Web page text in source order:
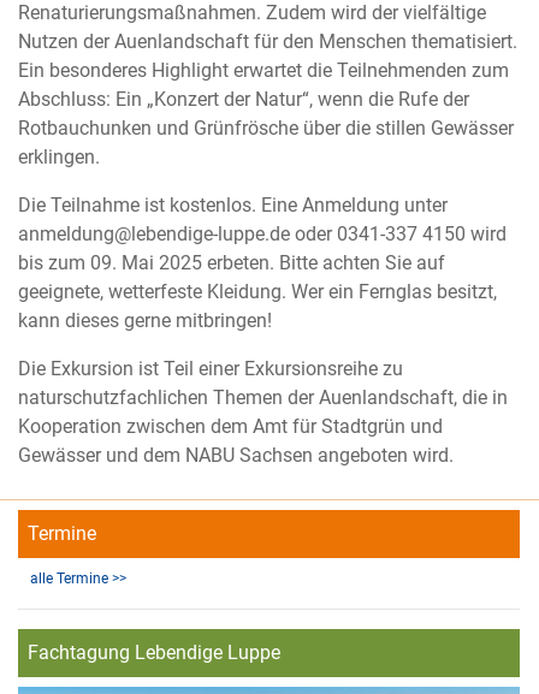
Renaturierungsmaßnahmen. Zudem wird der vielfältige
Nutzen der Auenlandschaft für den Menschen thematisiert.
Ein besonderes Highlight erwartet die Teilnehmenden zum
Abschluss: Ein „Konzert der Natur“, wenn die Rufe der
Rotbauchunken und Grünfrösche über die stillen Gewässer
erklingen.
Die Teilnahme ist kostenlos. Eine Anmeldung unter
anmeldung@lebendige-luppe.de oder 0341-337 4150 wird
bis zum 09. Mai 2025 erbeten. Bitte achten Sie auf
geeignete, wetterfeste Kleidung. Wer ein Fernglas besitzt,
kann dieses gerne mitbringen!
Die Exkursion ist Teil einer Exkursionsreihe zu
naturschutzfachlichen Themen der Auenlandschaft, die in
Kooperation zwischen dem Amt für Stadtgrün und
Gewässer und dem NABU Sachsen angeboten wird.
Termine
alle Termine >>
Fachtagung Lebendige Luppe